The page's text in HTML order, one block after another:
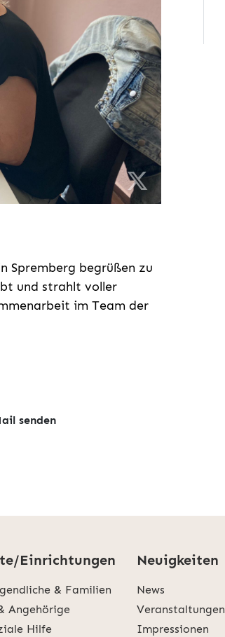
Spremberg begrüßen zu
und strahlt voller
im Team der
senden
Einrichtungen
& Familien
Angehörige
Hilfe
Neuigkeiten
News
Veranstaltungen
Impressionen